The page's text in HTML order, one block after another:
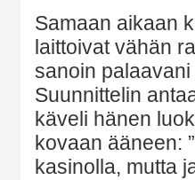
Samaan aikaan
laittoivat vähän
sanoin
Suunnittelin
käveli hänen
kovaan ääneen:
kasinolla, mutta